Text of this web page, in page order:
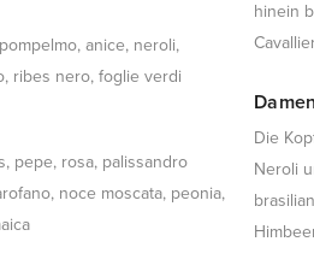
anice, neroli,
ribes nero, foglie verdi
pepe, rosa, palissandro
noce moscata, peonia,
hinein
Die
Neroli